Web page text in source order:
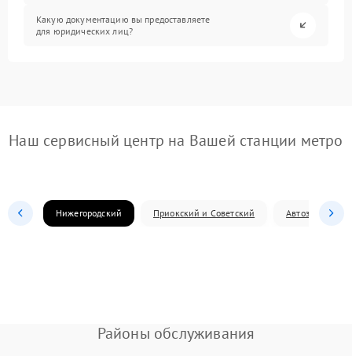
Какую документацию вы предоставляете
для юридических лиц?
Наш сервисный центр на Вашей станции метро
Нижегородский Приокский и Советский Автозаводский
Районы обслуживания